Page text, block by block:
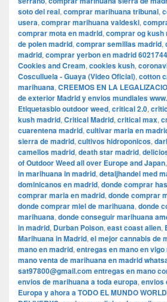
soto del real, comprar marihuana tribunal,
usera, comprar marihuana valdeski,
comprar mota en madrid, comprar og kush
de polen madrid, comprar semillas madrid,
madrid, comprar yerbon en madrid
Cookies and Cream, cookies kush,
Cosculluela - Guaya (Video Oficial), cotton
marihuana, CREEMOS EN LA
de exterior Madrid y envios mundiales
Etiquetasbio outdoor weed, critical 2.0,
kush madrid, Critical Madrid, critical max,
cuarentena madrid, cultivar maria en
sierra de madrid, cultivos hidroponicos,
camellos madrid, death star madrid,
of Outdoor Weed all over Europe and Japan,
in marihuana in madrid, detaljhandel med
dominicanos en madrid, donde comprar
comprar maria en madrid, donde comprar
donde comprar miel de marihuana, donde
marihuana, donde conseguir marihuana
in madrid, Durban Poison, east coast alien,
Marihuana in Madrid, el mejor cannabis de
mano en madrid, entregas en mano en
mano venta de marihuana en madrid
sat97800@gmail.com entregas en mano
envios de marihuana a toda europa, envios
Europa y ahora a TODO EL MUNDO